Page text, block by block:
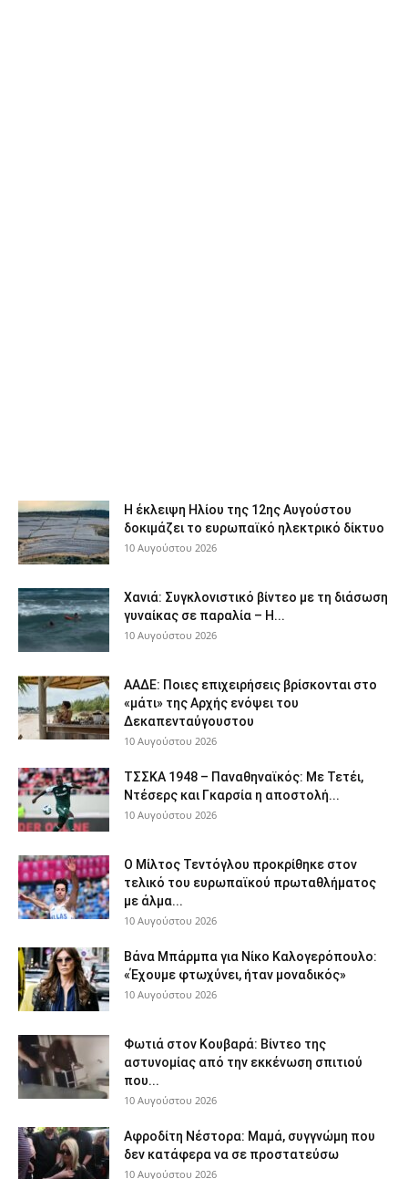
Η έκλειψη Ηλίου της 12ης Αυγούστου
δοκιμάζει το ευρωπαϊκό ηλεκτρικό δίκτυο
10 Αυγούστου 2026
Χανιά: Συγκλονιστικό βίντεο με τη διάσωση
γυναίκας σε παραλία – Η...
10 Αυγούστου 2026
ΑΑΔΕ: Ποιες επιχειρήσεις βρίσκονται στο
«μάτι» της Αρχής ενόψει του
Δεκαπενταύγουστου
10 Αυγούστου 2026
ΤΣΣΚΑ 1948 – Παναθηναϊκός: Με Τετέι,
Ντέσερς και Γκαρσία η αποστολή...
10 Αυγούστου 2026
Ο Μίλτος Τεντόγλου προκρίθηκε στον
τελικό του ευρωπαϊκού πρωταθλήματος
με άλμα...
10 Αυγούστου 2026
Βάνα Μπάρμπα για Νίκο Καλογερόπουλο:
«Έχουμε φτωχύνει, ήταν μοναδικός»
10 Αυγούστου 2026
Φωτιά στον Κουβαρά: Βίντεο της
αστυνομίας από την εκκένωση σπιτιού
που...
10 Αυγούστου 2026
Αφροδίτη Νέστορα: Μαμά, συγγνώμη που
δεν κατάφερα να σε προστατεύσω
10 Αυγούστου 2026